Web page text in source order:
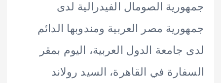
الصومال الفيدرالية لدى
مصر العربية ومندوبها الدائم
الدول العربية، اليوم بمقر
في القاهرة، السيد رولاند